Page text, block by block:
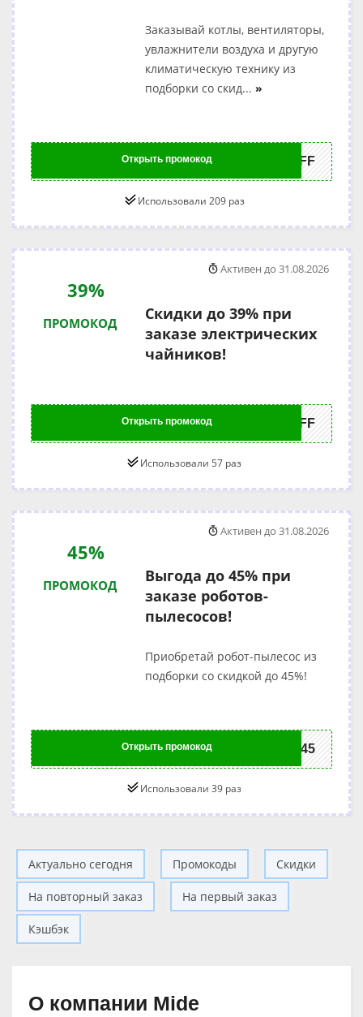
Заказывай котлы, вентиляторы,
увлажнители воздуха и другую
климатическую технику из
подборки со скид... »
Открыть промокод 3OFF
Использовали 209 раз
39%
ПРОМОКОД
Скидки до 39% при
заказе электрических
чайников!
Активен до 31.08.2026
Открыть промокод 9OFF
Использовали 57 раз
45%
ПРОМОКОД
Выгода до 45% при
заказе роботов-
пылесосов!
Приобретай робот-пылесос из
подборки со скидкой до 45%!
Активен до 31.08.2026
Открыть промокод KA45
Использовали 39 раз
Актуально сегодня Промокоды Скидки
На повторный заказ На первый заказ
Кэшбэк
О компании Mide